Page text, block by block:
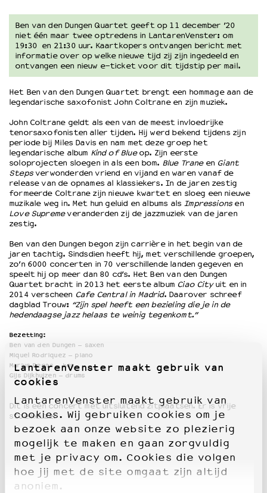
LantarenVenster maakt gebruik van
cookies
LantarenVenster maakt gebruik van
cookies. Wij gebruiken cookies om je
bezoek aan onze website zo plezierig
mogelijk te maken en gaan zorgvuldig
met je privacy om. Cookies die volgen
hoe jij met de site omgaat zijn altijd
anoniem.
OVER LANTARENVENSTER
Wat we doen
Werken bij
Word vriend
Historie
Partners
Huisregels
Privacyverklaring
Integriteits- en gedragscode
Duurzaamheid
Culturele boycot Israël
Ruimte voor artistieke vrijheid – VNPF
Ben van den Dungen Quartet geeft op 11 december ’20
niet één maar twee optredens in LantarenVenster: om
19:30 en 21:30 uur. Kaartkopers ontvangen bericht met
informatie over op welke nieuwe tijd zij zijn ingedeeld en
ontvangen een nieuw e-ticket voor dit tijdstip per mail.
Het Ben van den Dungen Quartet brengt een hommage aan de
legendarische saxofonist John Coltrane en zijn muziek.
John Coltrane geldt als een van de meest invloedrijke
tenorsaxofonisten aller tijden. Hij werd bekend tijdens zijn
periode bij Miles Davis en nam met deze groep het
legendarische album Kind of Blueop. Zijn eerste
soloprojecten sloegen in als een bom. Blue Traneen Giant
Stepsverwonderden vriend en vijand en waren vanaf de
release van de opnames al klassiekers. In de jaren zestig
formeerde Coltrane zijn nieuwe kwartet en sloeg een nieuwe
muzikale weg in. Met hun geluid en albums als Impressionsen
Love Supremeveranderden zij de jazzmuziek van de jaren
zestig.
Ben van den Dungen begon zijn carrière in het begin van de
jaren tachtig. Sindsdien heeft hij, met verschillende groepen,
zo’n 6000 concerten in 70 verschillende landen gegeven en
speelt hij op meer dan 80 cd’s. Het Ben van den Dungen
Quartet bracht in 2013 het eerste album Ciao Cityuit en in
2014 verscheen Cafe Central in Madrid. Daarover schreef
dagblad Trouw: “Zijn spel heeft een bezieling die je in de
hedendaagse jazz helaas te weinig tegenkomt.”
Bezetting:
Ben van den Dungen – saxen
Miquel Rodriquez – piano
Marius Beets – bas
Gijs Dijkhuizen – drums
Dit is een concert met uitsluitend zitplaatsen. Er is vrije
stoelkeuze.